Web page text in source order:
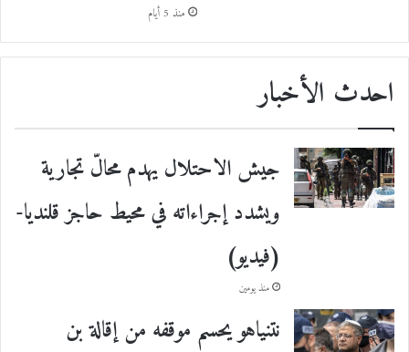
منذ 5 أيام
احدث الأخبار
جيش الاحتلال يهدم محالّ تجارية
ويشدد إجراءاته في محيط حاجز قلنديا-
(فيديو)
منذ يومين
نتنياهو يحسم موقفه من إقالة بن